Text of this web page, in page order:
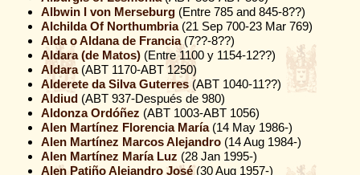
Albwin I von Merseburg (Entre 785 and 845-8??)
Alchilda Of Northumbria(21 Sep 700-23 Mar 769)
Alda o Aldana de Francia(7??-8??)
Aldara (de Matos) (Entre 1100 y 1154-12??)
Aldara(ABT 1170-ABT 1250)
Alderete da Silva Guterres (ABT 1040-11??)
Aldiud (ABT 937-Después de 980)
Aldonza Ordóñez (ABT 1003-ABT 1056)
Alen Martínez Florencia María(14 May 1986-)
Alen Martínez Marcos Alejandro (14 Aug 1984-)
Alen Martínez María Luz (28 Jan 1995-)
Alen Patiño Alejandro José(30 Aug 1957-)